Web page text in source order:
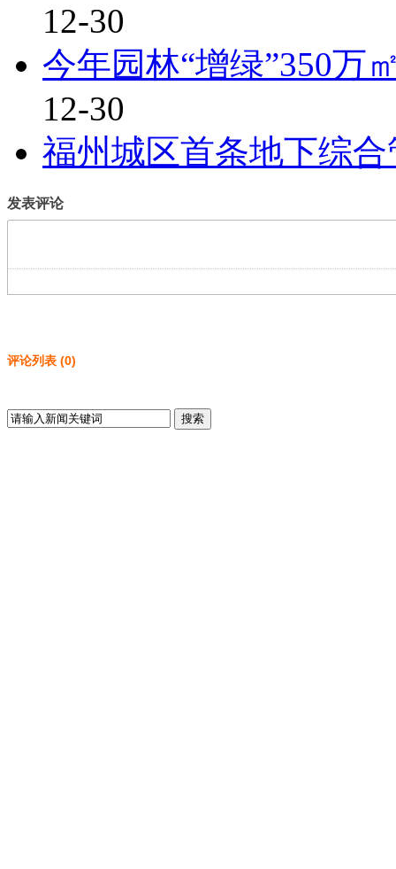
12-30
今年园林“增绿”350
12-30
福州城区首条地下综
发表评论
评论列表 (0)